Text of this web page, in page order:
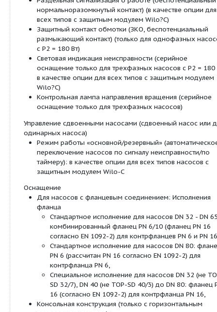
Технические характеристики:
Допустимый диапазон температур от -20 °C
кратковременно (2 ч) до +140 °C (TOP-SD 80/
80/20 и насосы с защитным модулем Wilo:
+110 °C)
Подключение к сети:
1~230 В, 50 Гц (в зависимости от типа)
3~230 В, 50 Гц (в качестве опции со
переключения)
3~400 В, 50 Гц
Класс защиты IP X4D
Резьбовое? или фланцевое соединение (в
Макс. рабочее давление при стандартном
6/10 бар или 6 бар (специальное
16 бар)
Оснащение/функции:
Режимы работы
Переключение ступеней частоты вращения